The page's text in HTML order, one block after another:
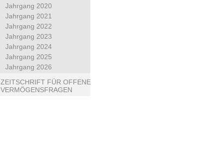
Jahrgang 2020
Jahrgang 2021
Jahrgang 2022
Jahrgang 2023
Jahrgang 2024
Jahrgang 2025
Jahrgang 2026
ZEITSCHRIFT FÜR OFFENE
VERMÖGENSFRAGEN